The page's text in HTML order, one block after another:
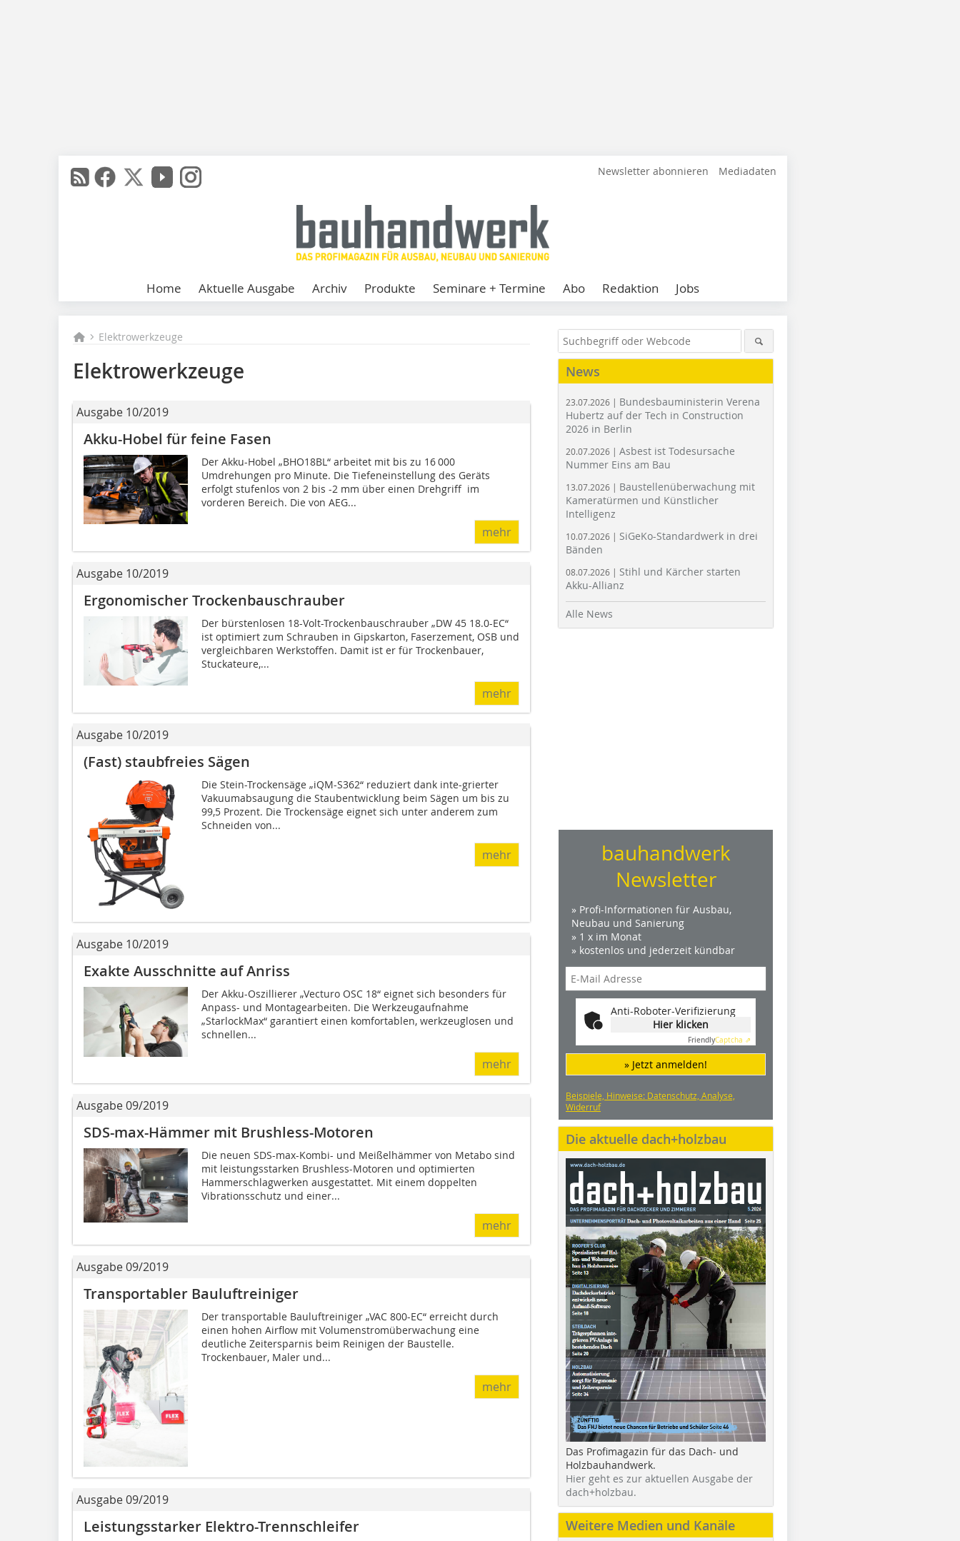
Newsletter abonnieren Mediadaten
Home Aktuelle Ausgabe Archiv Produkte Seminare + Termine Abo Redaktion Jobs
Elektrowerkzeuge
Elektrowerkzeuge
Ausgabe 10/2019
Akku-Hobel für feine Fasen
Der Akku-Hobel „BHO18BL“ arbeitet mit bis zu 16 000
Umdrehungen pro Minute. Die Tiefeneinstellung des Geräts
erfolgt stufenlos von 2 bis -2 mm über einen Drehgriff im
vorderen Bereich. Die von AEG...
mehr
Ausgabe 10/2019
Ergonomischer Trockenbauschrauber
Der bürstenlosen 18-Volt-Trockenbauschrauber „DW 45 18.0-EC“
ist optimiert zum Schrauben in Gipskarton, Faserzement, OSB und
vergleichbaren Werkstoffen. Damit ist er für Trockenbauer,
Stuckateure,...
mehr
Ausgabe 10/2019
(Fast) staubfreies Sägen
Die Stein-Trockensäge „iQM-S362“ reduziert dank inte-grierter
Vakuumabsaugung die Staubentwicklung beim Sägen um bis zu
99,5 Prozent. Die Trockensäge eignet sich unter anderem zum
Schneiden von...
mehr
Ausgabe 10/2019
Exakte Ausschnitte auf Anriss
Der Akku-Oszillierer „Vecturo OSC 18“ eignet sich besonders für
Anpass- und Montagearbeiten. Die Werkzeugaufnahme
„StarlockMax“ garantiert einen komfortablen, werkzeuglosen und
schnellen...
mehr
Ausgabe 09/2019
SDS-max-Hämmer mit Brushless-Motoren
Die neuen SDS-max-Kombi- und Meißelhämmer von Metabo sind
mit leistungsstarken Brushless-Motoren und optimierten
Hammerschlagwerken ausgestattet. Mit einem doppelten
Vibrationsschutz und einer...
mehr
Ausgabe 09/2019
Transportabler Bauluftreiniger
Der transportable Bauluftreiniger „VAC 800-EC“ erreicht durch
einen hohen Airflow mit Volumenstromüberwachung eine
deutliche Zeitersparnis beim Reinigen der Baustelle.
Trockenbauer, Maler und...
mehr
Ausgabe 09/2019
Leistungsstarker Elektro-Trennschleifer
News
23.07.2026 | Bundesbauministerin Verena
Hubertz auf der Tech in Construction
2026 in Berlin
20.07.2026 | Asbest ist Todesursache
Nummer Eins am Bau
13.07.2026 | Baustellenüberwachung mit
Kameratürmen und Künstlicher
Intelligenz
10.07.2026 | SiGeKo-Standardwerk in drei
Bänden
08.07.2026 | Stihl und Kärcher starten
Akku-Allianz
Alle News
bauhandwerk
Newsletter
» Profi-Informationen für Ausbau,
Neubau und Sanierung
» 1 x im Monat
» kostenlos und jederzeit kündbar
Anti-Roboter-Verifizierung
Hier klicken
FriendlyCaptcha ⇗
» Jetzt anmelden!
Beispiele, Hinweise: Datenschutz, Analyse,
Widerruf
Die aktuelle dach+holzbau
Das Profimagazin für das Dach- und
Holzbauhandwerk.
Hier geht es zur aktuellen Ausgabe der
dach+holzbau.
Weitere Medien und Kanäle